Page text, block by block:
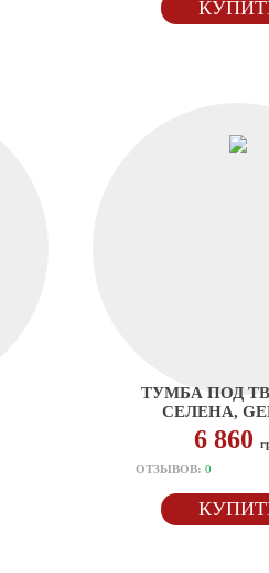
ТУМБА ПОД ТВ
СЕЛЕНА,
6 860
ОТЗЫВОВ: 0